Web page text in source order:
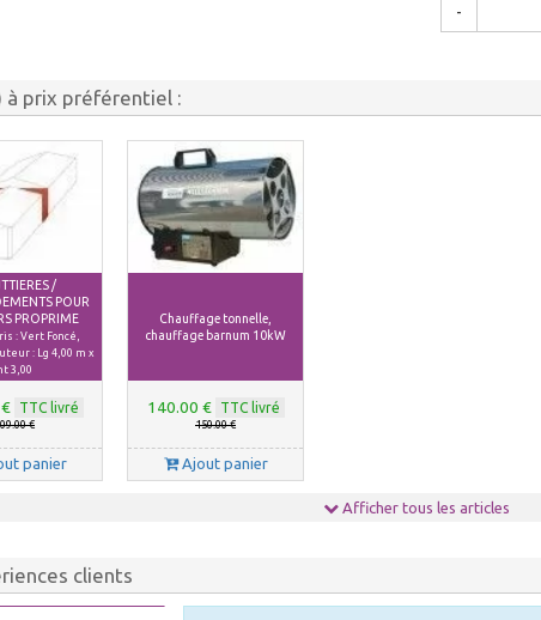
-
à prix préférentiel :
/
POUR
PROPRIME
: Vert Foncé,
: Lg 4,00 m x
ht 3,00
TTC livré
€
panier
Chauffage tonnelle,
chauffage barnum 10kW
140.00 € TTC livré
150.00 €
Ajout panier
Afficher tous les articles
clients